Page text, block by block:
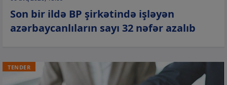
Son bir ildə BP şirkətində işləyən
azərbaycanlıların sayı 32 nəfər azalıb
TENDER